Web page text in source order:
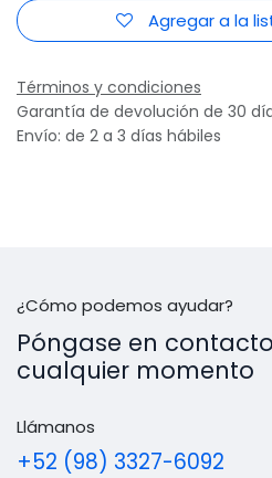
Agregar a la
Términos y condiciones
Garantía de devolución de 30
Envío: de 2 a 3 días hábiles
¿Cómo podemos ayudar?
Póngase en
cualquier momento
Llámanos
+52 (98) 3327-6092